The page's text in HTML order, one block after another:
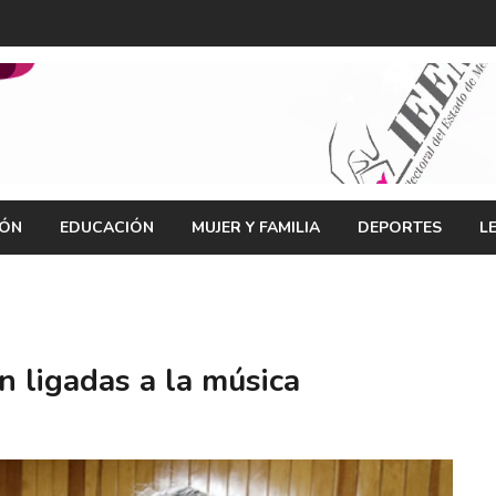
EDUCACIÓN MUJER Y FAMILIA DEPORTES
ligadas a la música